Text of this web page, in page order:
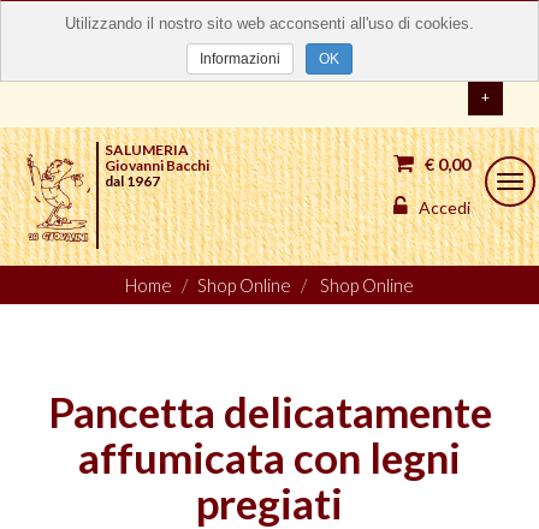
+
€ 0,00
Accedi
SALUMERIA
Giovanni Bacchi
dal 1967
Home Shop Online Shop Online
Pancetta delicatamente
affumicata con legni
pregiati
Utilizzando il nostro sito web acconsenti all'uso di cookies.
Informazioni OK